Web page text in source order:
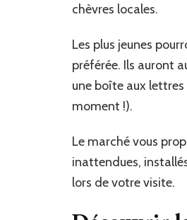
chèvres locales.
Les plus jeunes
préférée. Ils auront
une boîte aux lettres
moment !).
Le marché vous
inattendues,
lors de votre visite.